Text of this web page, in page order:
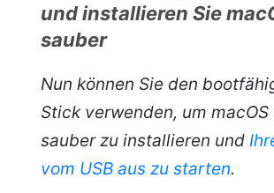
und installieren Sie
sauber
Nun können Sie den
Stick verwenden, um macOS
sauber zu installieren und
vom USB aus zu starten.